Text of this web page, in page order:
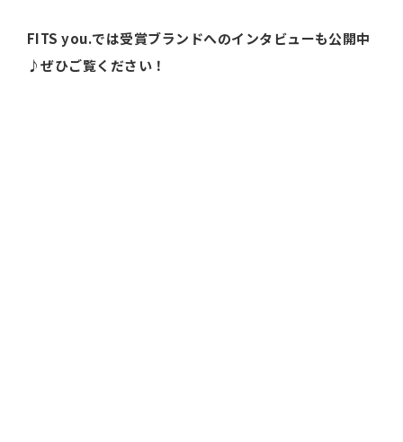
FITS you.では受賞ブランドへのインタビューも公開中
♪ぜひご覧ください！